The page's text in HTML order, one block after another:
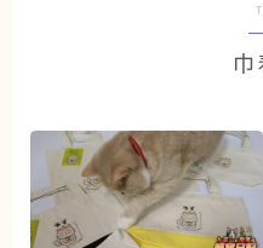
猫暮らしの平均
猫のなぜ？
ゆずとシンバの日常
巾